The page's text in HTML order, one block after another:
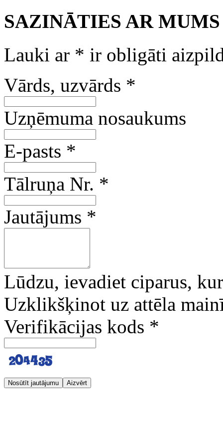
SAZINĀTIES AR MUMS
Lauki ar * ir obligāti
Vārds, uzvārds *
Uzņēmuma nosaukums
E-pasts *
Tālruņa Nr. *
Jautājums *
Lūdzu, ievadiet ciparus,
Uzklikšķinot uz attēla
Verifikācijas kods *
Nosūtīt jautājumu Aizvērt